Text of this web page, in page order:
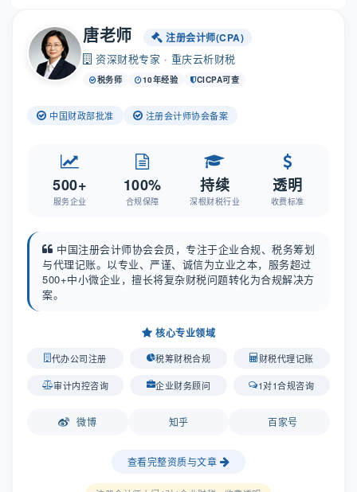
唐老师 注册会计师(CPA)
资深财税专家 · 重庆云析财税
税务师 10年经验 CICPA可查
中国财政部批准 注册会计师协会备案
500+
服务企业
100%
合规保障
持续
深根财税行业
透明
收费标准
中国注册会计师协会会员，专注于企业合规、税务筹划
与代理记账。以专业、严谨、诚信为立业之本，服务超过
500+中小微企业，擅长将复杂财税问题转化为合规解决方
案。
核心专业领域
代办公司注册 税筹财税合规 财税代理记账
审计内控咨询 企业财务顾问 1对1合规咨询
微博 知乎 百家号
查看完整资质与文章